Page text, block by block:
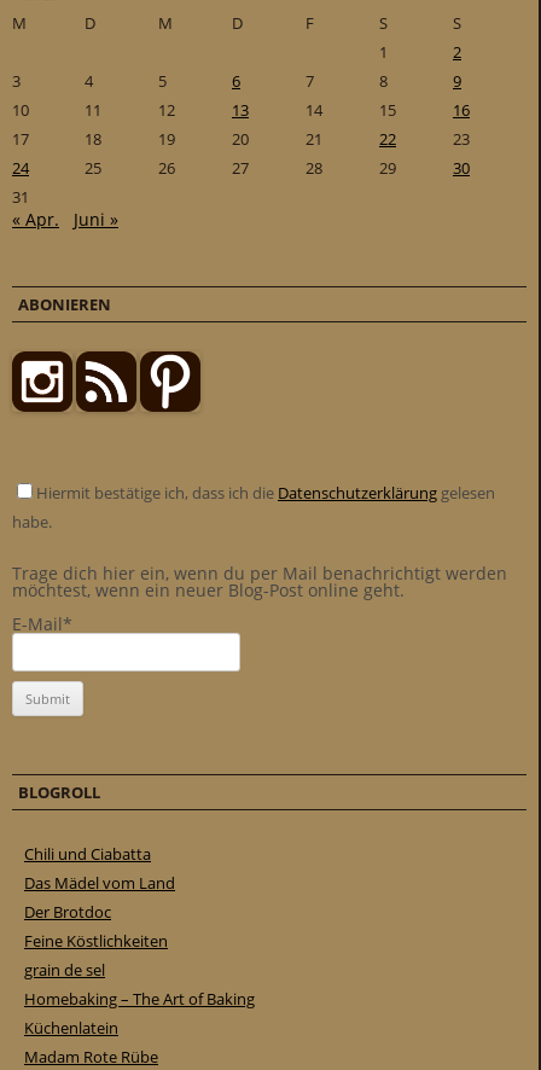
M
D M D F S
S
1
2
3
4 5 6 7 8
9
10
11 12 13 14 15
16
17
18 19 20 21 22
23
24
25 26 27 28 29
30
31
« Apr. Juni »
ABONIEREN
Hiermit bestätige ich, dass ich die Datenschutzerklärung gelesen
habe.
Trage dich hier ein, wenn du per Mail benachrichtigt werden
möchtest, wenn ein neuer Blog-Post online geht.
E-Mail*
BLOGROLL
Chili und Ciabatta
Das Mädel vom Land
Der Brotdoc
Feine Köstlichkeiten
grain de sel
Homebaking – The Art of Baking
Küchenlatein
Madam Rote Rübe